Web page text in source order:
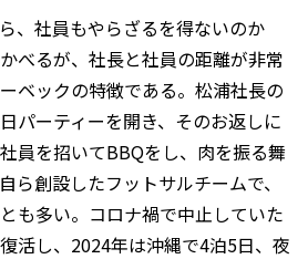
、社員もやらざるを得ないのか
べるが、社長と社員の距離が非常
ベックの特徴である。松浦社長の
パーティーを開き、そのお返しに
員を招いてBBQをし、肉を振る舞
ら創設したフットサルチームで、
も多い。コロナ禍で中止していた
活し、2024年は沖縄で4泊5日、夜